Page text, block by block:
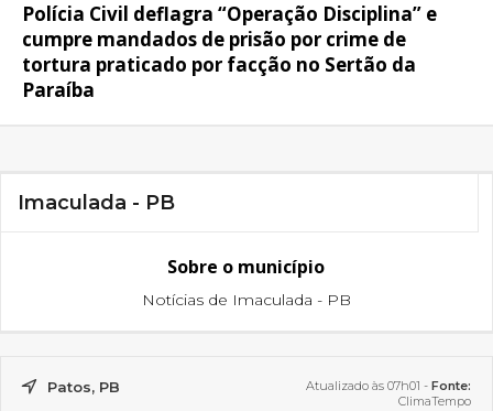
Polícia Civil deflagra “Operação Disciplina” e
cumpre mandados de prisão por crime de
tortura praticado por facção no Sertão da
Paraíba
Imaculada - PB
Sobre o município
Notícias de Imaculada - PB
Patos, PB Atualizado às 07h01 - Fonte:
ClimaTempo